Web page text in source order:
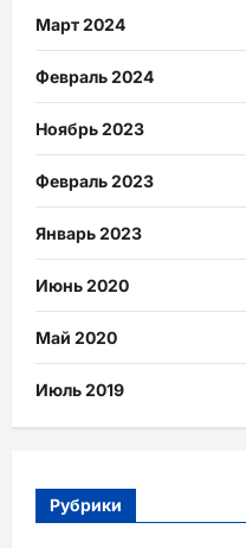
Март 2024
Февраль 2024
Ноябрь 2023
Февраль 2023
Январь 2023
Июнь 2020
Май 2020
Июль 2019
Рубрики